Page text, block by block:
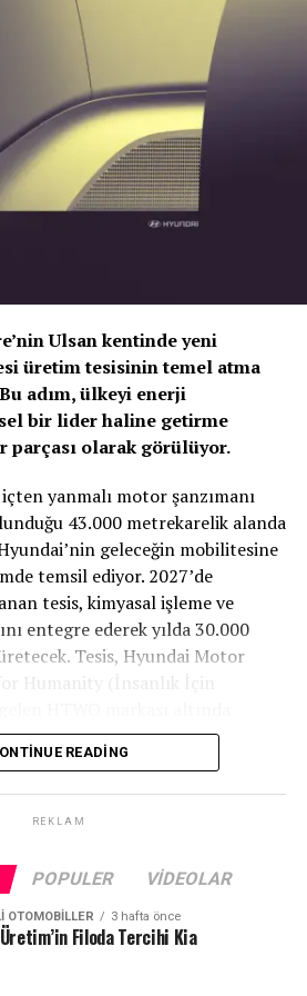
dönemde test kapsamını ve
farklı taşıma segmentlerini de
hedefliyor.
azalmasına ve fren
uzamasına neden olur.
TOGG T10Xgibi yüksek tork
araçlarda, lastiğin zemine
daha kritiktir.E-carturkiyeekibi
Petlas Snowmaster 2
yapısıyla elektrikli araçların
Ulsan kentinde yeni
üretim tesisinin temel atma
adım, ülkeyi enerji
bir lider haline getirme
olarak görülüyor.
yanmalı motor şanzımanı
43.000 metrekarelik alanda
geleceğin mobilitesine
temsil ediyor. 2027’de
tesis, kimyasal işleme ve
entegre ederek yılda 30.000
Tesis, Hyundai Motor
Humanity (İnsanlık İçin
ticari kamyonlar, otobüsler, iş
nesil hidrojen yakıt hücreleri ve
İlerleme
Hyundai Motor Grup’u
READING
REKLAM
POPULER VIDEOLAR
OTOMOBILLER 3 hafta önce
Filoda Tercihi Kia